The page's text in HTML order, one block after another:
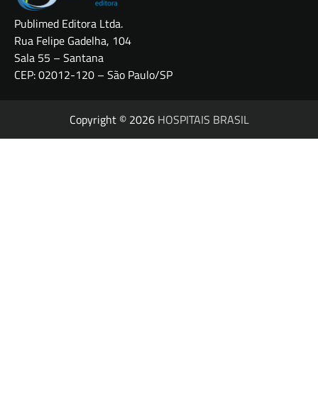
Publimed Editora Ltda.
Rua Felipe Gadelha, 104
Sala 55 – Santana
CEP: 02012-120 – São Paulo/SP
Copyright © 2026 HOSPITAIS BRASIL